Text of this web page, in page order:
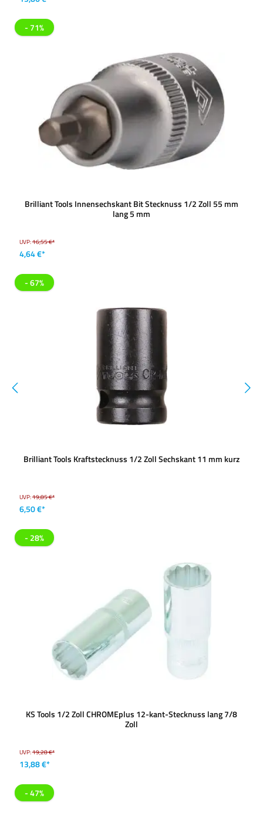
- 71%
Brilliant Tools Innensechskant Bit Stecknuss 1/2 Zoll 55 mm
lang 5 mm
UVP:16,55 €*
4,64 €*
- 67%
Brilliant Tools Kraftstecknuss 1/2 Zoll Sechskant 11 mm kurz
UVP:19,85 €*
6,50 €*
- 28%
KS Tools 1/2 Zoll CHROMEplus 12-kant-Stecknuss lang 7/8
Zoll
UVP:19,28 €*
13,88 €*
- 47%